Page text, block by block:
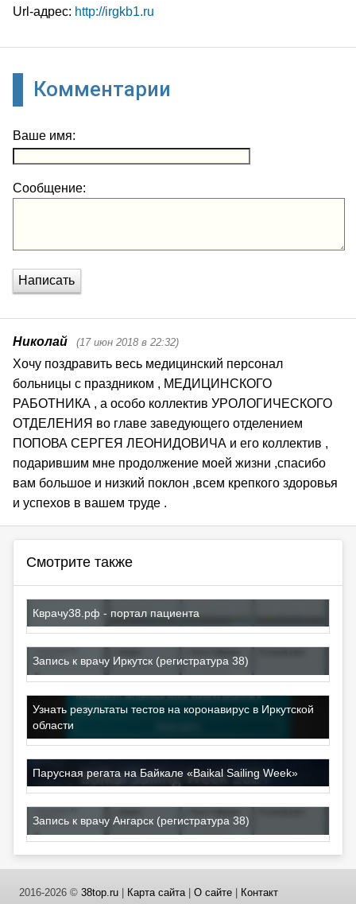
Url-адрес: http://irgkb1.ru
Комментарии
Ваше имя:
Сообщение:
Написать
Николай (17 июн 2018 в 22:32)
Хочу поздравить весь медицинский персонал
больницы с праздником , МЕДИЦИНСКОГО
РАБОТНИКА , а особо коллектив УРОЛОГИЧЕСКОГО
ОТДЕЛЕНИЯ во главе заведующего отделением
ПОПОВА СЕРГЕЯ ЛЕОНИДОВИЧА и его коллектив ,
подарившим мне продолжение моей жизни ,спасибо
вам большое и низкий поклон ,всем крепкого здоровья
и успехов в вашем труде .
Смотрите также
Кврачу38.рф - портал пациента
Запись к врачу Иркутск (регистратура 38)
Узнать результаты тестов на коронавирус в Иркутской
области
Парусная регата на Байкале «Baikal Sailing Week»
Запись к врачу Ангарск (регистратура 38)
2016-2026 © 38top.ru | Карта сайта | О сайте | Контакт